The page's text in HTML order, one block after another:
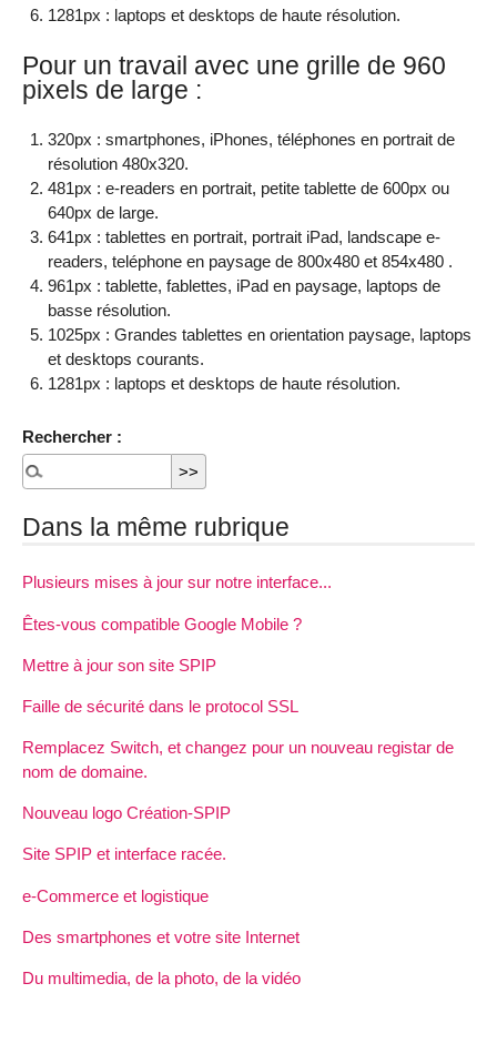
1281px : laptops et desktops de haute résolution.
Pour un travail avec une grille de 960
pixels de large :
320px : smartphones, iPhones, téléphones en portrait de
résolution 480x320.
481px : e-readers en portrait, petite tablette de 600px ou
640px de large.
641px : tablettes en portrait, portrait iPad, landscape e-
readers, teléphone en paysage de 800x480 et 854x480 .
961px : tablette, fablettes, iPad en paysage, laptops de
basse résolution.
1025px : Grandes tablettes en orientation paysage, laptops
et desktops courants.
1281px : laptops et desktops de haute résolution.
Rechercher :
Dans la même rubrique
Plusieurs mises à jour sur notre interface...
Êtes-vous compatible Google Mobile ?
Mettre à jour son site SPIP
Faille de sécurité dans le protocol SSL
Remplacez Switch, et changez pour un nouveau registar de
nom de domaine.
Nouveau logo Création-SPIP
Site SPIP et interface racée.
e-Commerce et logistique
Des smartphones et votre site Internet
Du multimedia, de la photo, de la vidéo